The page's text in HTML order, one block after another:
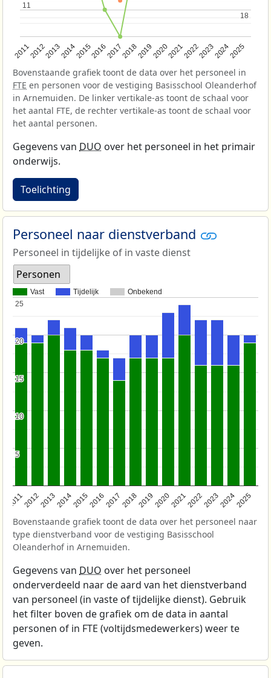
201120122013201420152016201720182019202020212022202320242025
11
11
18
18
Bovenstaande grafiek toont de data over het personeel in
FTE en personen voor de vestiging Basisschool Oleanderhof
in Arnemuiden. De linker vertikale-as toont de schaal voor
het aantal FTE, de rechter vertikale-as toont de schaal voor
het aantal personen.
Gegevens van DUO over het personeel in het primair
onderwijs.
Toelichting
Personeel naar dienstverband
Personeel in tijdelijke of in vaste dienst
Personen
Vast Tijdelijk Onbekend
201120122013201420152016201720182019202020212022202320242025
5
5
10
10
15
15
20
20
25
25
Bovenstaande grafiek toont de data over het personeel naar
type dienstverband voor de vestiging Basisschool
Oleanderhof in Arnemuiden.
Gegevens van DUO over het personeel
onderverdeeld naar de aard van het dienstverband
van personeel (in vaste of tijdelijke dienst). Gebruik
het filter boven de grafiek om de data in aantal
personen of in FTE (voltijdsmedewerkers) weer te
geven.